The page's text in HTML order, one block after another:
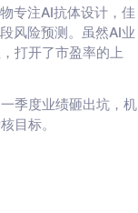
专注AI抗体设计，佳
风险预测。虽然AI业
打开了市盈率的上
季度业绩砸出坑，机
目标。